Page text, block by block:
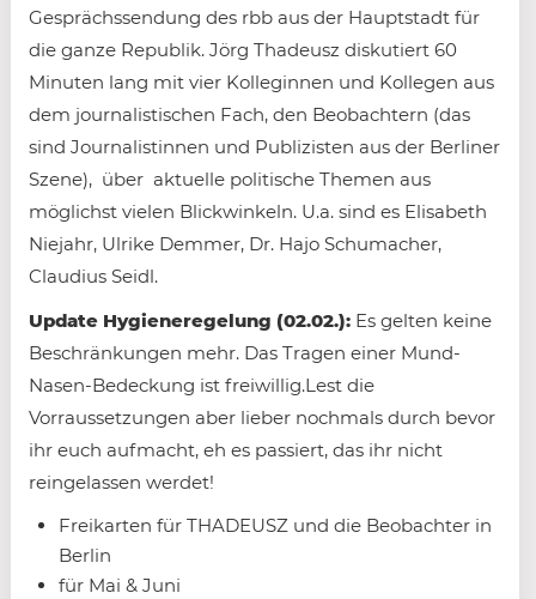
Gesprächssendung des rbb aus der Hauptstadt für
die ganze Republik. Jörg Thadeusz diskutiert 60
Minuten lang mit vier Kolleginnen und Kollegen aus
dem journalistischen Fach, den Beobachtern (das
sind Journalistinnen und Publizisten aus der Berliner
Szene), über aktuelle politische Themen aus
möglichst vielen Blickwinkeln. U.a. sind es Elisabeth
Niejahr, Ulrike Demmer, Dr. Hajo Schumacher,
Claudius Seidl.
Update Hygieneregelung (02.02.): Es gelten keine
Beschränkungen mehr. Das Tragen einer Mund-
Nasen-Bedeckung ist freiwillig.Lest die
Vorraussetzungen aber lieber nochmals durch bevor
ihr euch aufmacht, eh es passiert, das ihr nicht
reingelassen werdet!
Freikarten für THADEUSZ und die Beobachter in
Berlin
für Mai & Juni